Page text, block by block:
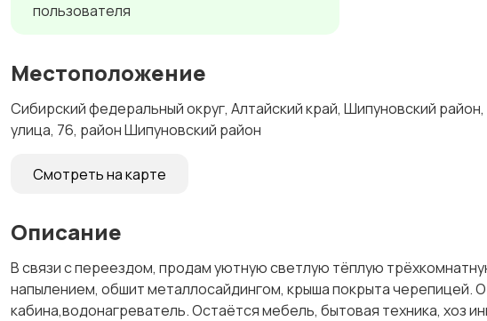
пользователя
Местоположение
Сибирский федеральный округ, Алтайский край, Шипуновский
улица, 76, район Шипуновский район
Смотреть на карте
Описание
В связи с переездом, продам уютную светлую тёплую
напылением, обшит металлосайдингом, крыша покрыта черепицей.
кабина,водонагреватель. Остаётся мебель, бытовая техника, хоз